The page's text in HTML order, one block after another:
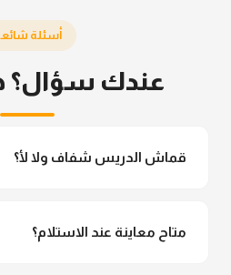
أسئلة
عندك سؤال؟
قماش الدريس شفاف ولا لأ؟
متاح معاينة عند الاستلام؟